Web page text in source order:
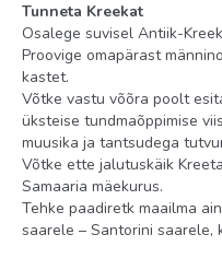
Tunneta Kreekat
Osalege suvisel Antiik-
Proovige omapärast
kastet.
Võtke vastu võõra poolt
üksteise tundmaõppimise
muusika ja tantsudega
Võtke ette jalutuskäik
Samaaria mäekurus.
Tehke paadiretk maailma
saarele – Santorini saarele,